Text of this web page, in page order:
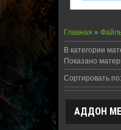
Главная »
В категории
Показано
Сортировать по:
АДДОН